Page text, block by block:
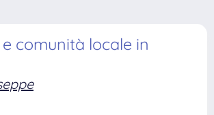
comunità locale in